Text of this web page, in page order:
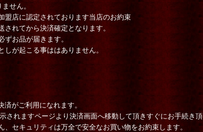
せん。
盟店に認定されております当店のお約束
れてから決済確定となります。
お品が届きます。
が起こる事ははありません。
がご利用になれます。
されますページより決済画面へ移動して頂きすぐにお手続き
セキュリティは万全で安全なお買い物をお約束します。